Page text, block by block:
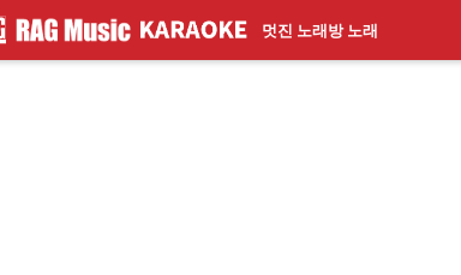
멋진 노래방 노래